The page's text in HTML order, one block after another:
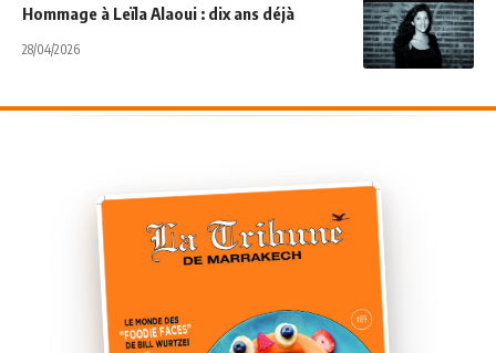
Hommage à Leïla Alaoui : dix ans déjà
28/04/2026